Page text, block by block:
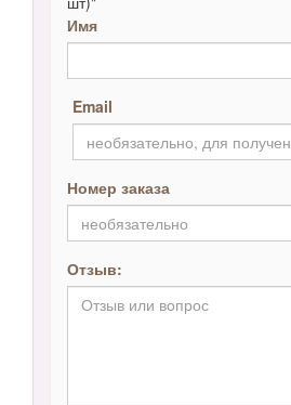
Имя
Email
Номер заказа
Отзыв: